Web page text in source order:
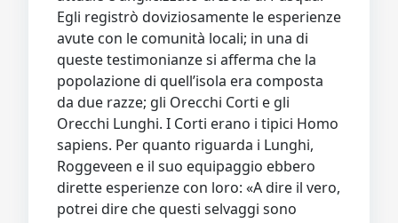
Egli registrò doviziosamente le esperienze
avute con le comunità locali; in una di
queste testimonianze si afferma che la
popolazione di quell’isola era composta
da due razze; gli Orecchi Corti e gli
Orecchi Lunghi. I Corti erano i tipici Homo
sapiens. Per quanto riguarda i Lunghi,
Roggeveen e il suo equipaggio ebbero
dirette esperienze con loro: «A dire il vero,
potrei dire che questi selvaggi sono